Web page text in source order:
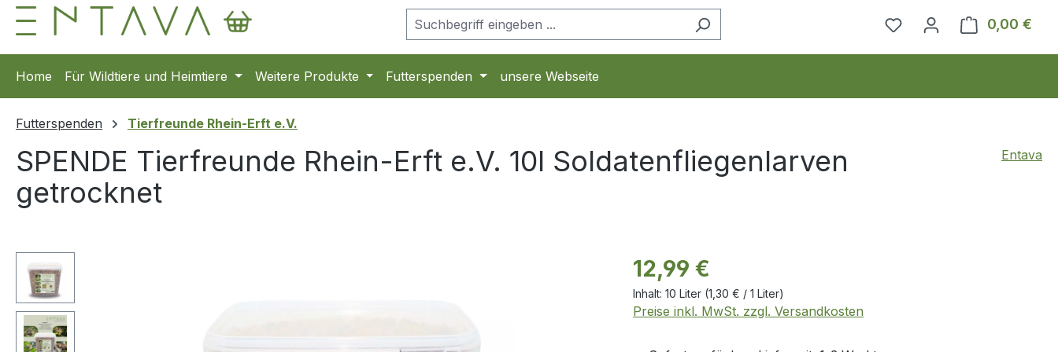
Hauptinhalt springen
Zur Suche springen
Zur Hauptnavigation springen 0,00 €
Home Für Wildtiere und Heimtiere Weitere Produkte Futterspenden unsere Webseite
Futterspenden Tierfreunde Rhein-Erft e.V.
SPENDE Tierfreunde Rhein-Erft e.V. 10l Soldatenfliegenlarven
getrocknet
Entava
Bildergalerie überspringen Regulärer Preis:
12,99 €
Inhalt: 10 Liter (1,30 € / 1 Liter)
Preise inkl. MwSt. zzgl. Versandkosten